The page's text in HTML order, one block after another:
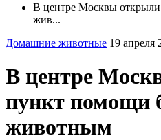
В центре Москвы
жив...
Домашние животные 19 апреля
В центре
пункт помощи
животным